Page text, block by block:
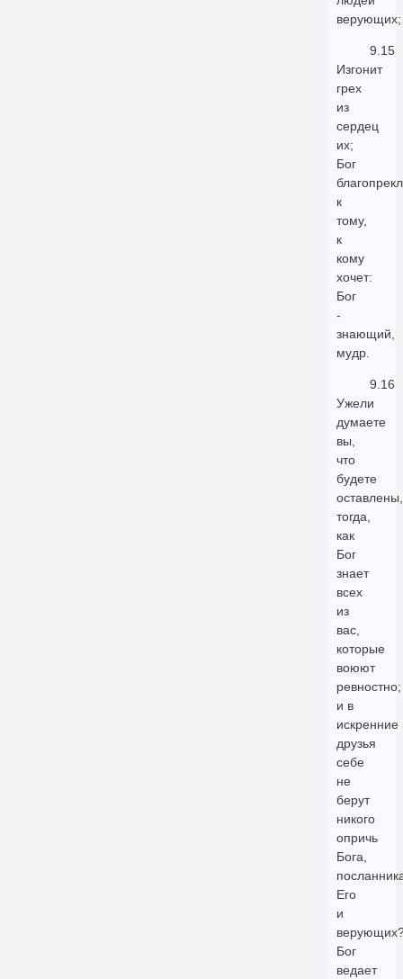
верующих;
9.15
Изгонит
грех
из
сердец
их;
Бог
к
тому,
к
кому
хочет:
Бог
-
знающий,
мудр.
9.16
Ужели
думаете
вы,
что
будете
оставлены,
тогда,
как
Бог
знает
всех
из
вас,
которые
воюют
ревностно;
и в
искренние
друзья
себе
не
берут
никого
опричь
Бога,
Его
и
Бог
ведает